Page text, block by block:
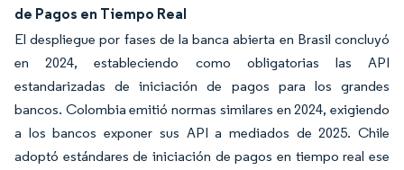
de Pagos en Tiempo Real
El despliegue por fases de la banca abierta en Brasil concluyó
en 2024, estableciendo como obligatorias las API
estandarizadas de iniciación de pagos para los grandes
bancos. Colombia emitió normas similares en 2024, exigiendo
a los bancos exponer sus API a mediados de 2025. Chile
adoptó estándares de iniciación de pagos en tiempo real ese